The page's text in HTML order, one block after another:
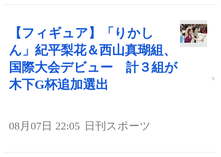
【フィギュア】「りかし
ん」紀平梨花＆西山真瑚組、
国際大会デビュー 計３組が
木下G杯追加選出
08月07日 22:05 日刊スポーツ